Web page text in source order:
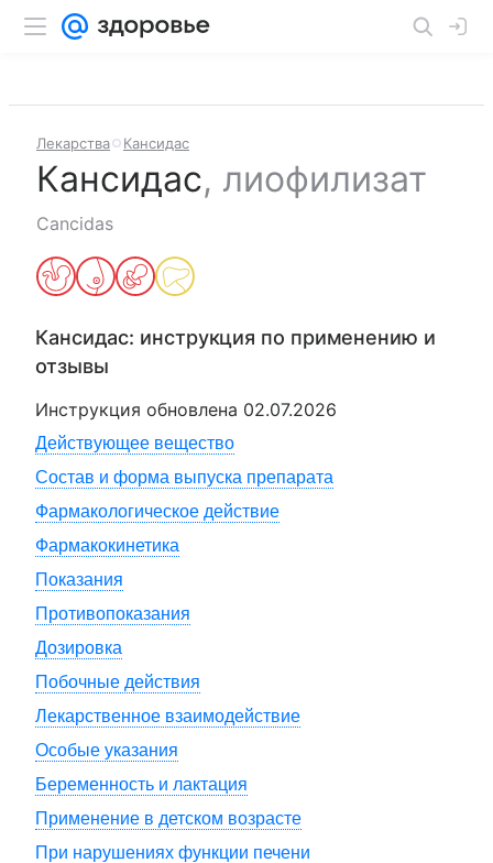
Лекарства Кансидас
Кансидас, лиофилизат
Cancidas
Кансидас: инструкция по применению и
отзывы
Инструкция обновлена 02.07.2026
Действующее вещество
Состав и форма выпуска препарата
Фармакологическое действие
Фармакокинетика
Показания
Противопоказания
Дозировка
Побочные действия
Лекарственное взаимодействие
Особые указания
Беременность и лактация
Применение в детском возрасте
При нарушениях функции печени